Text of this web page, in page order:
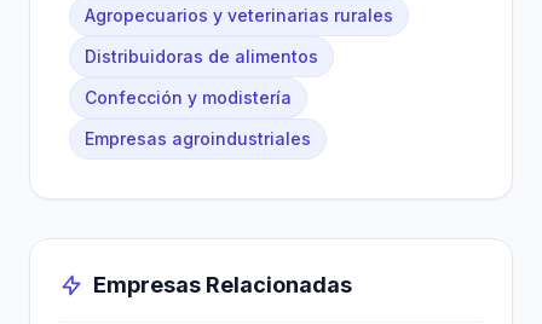
Agropecuarios y veterinarias rurales
Distribuidoras de alimentos
Confección y modistería
Empresas agroindustriales
Empresas Relacionadas